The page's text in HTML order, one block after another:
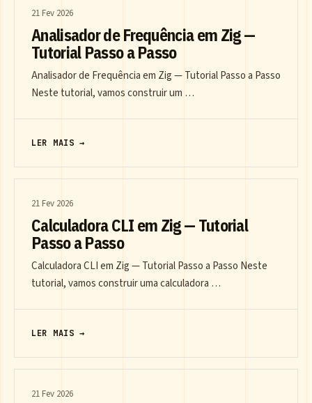
21 Fev 2026
Analisador de Frequência em Zig —
Tutorial Passo a Passo
Analisador de Frequência em Zig — Tutorial Passo a Passo
Neste tutorial, vamos construir um …
LER MAIS →
21 Fev 2026
Calculadora CLI em Zig — Tutorial
Passo a Passo
Calculadora CLI em Zig — Tutorial Passo a Passo Neste
tutorial, vamos construir uma calculadora …
LER MAIS →
21 Fev 2026